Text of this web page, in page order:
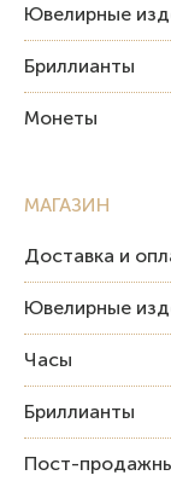
Ювелирные
Бриллианты
Монеты
МАГАЗИН
Доставка и
Ювелирные
Часы
Бриллианты
Пост-